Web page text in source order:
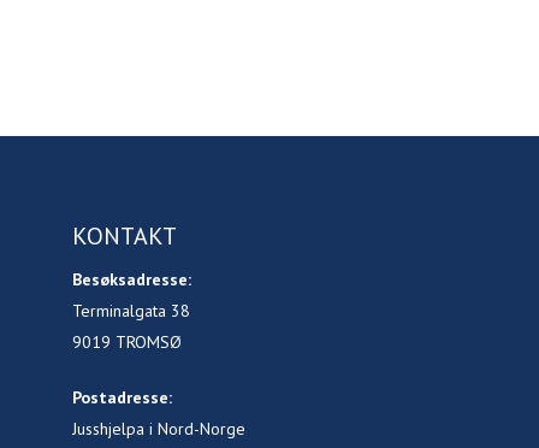
KONTAKT
Besøksadresse:
Terminalgata 38
9019 TROMSØ
Postadresse:
Jusshjelpa i Nord-Norge